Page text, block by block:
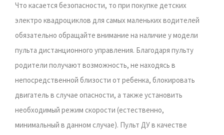
Что касается безопасности, то при покупке детских
электро квадроциклов для самых маленьких водителей
обязательно обращайте внимание на наличие у модели
пульта дистанционного управления. Благодаря пульту
родители получают возможность, не находясь в
непосредственной близости от ребенка, блокировать
двигатель в случае опасности, а также установить
необходимый режим скорости (естественно,
минимальный в данном случае). Пульт ДУ в качестве